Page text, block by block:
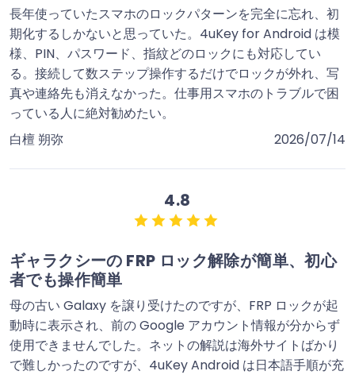
長年使っていたスマホのロックパターンを完全に忘れ、初
期化するしかないと思っていた。4uKey for Android は模
様、PIN、パスワード、指紋どのロックにも対応してい
る。接続して数ステップ操作するだけでロックが外れ、写
真や連絡先も消えなかった。仕事用スマホのトラブルで困
っている人に絶対勧めたい。
白檀 朔弥
2026/07/14
4.8
ギャラクシーの FRP ロック解除が簡単、初心
者でも操作簡単
母の古い Galaxy を譲り受けたのですが、FRP ロックが起
動時に表示され、前の Google アカウント情報が分からず
使用できませんでした。ネットの解説は海外サイトばかり
で難しかったのですが、4uKey Android は日本語手順が充